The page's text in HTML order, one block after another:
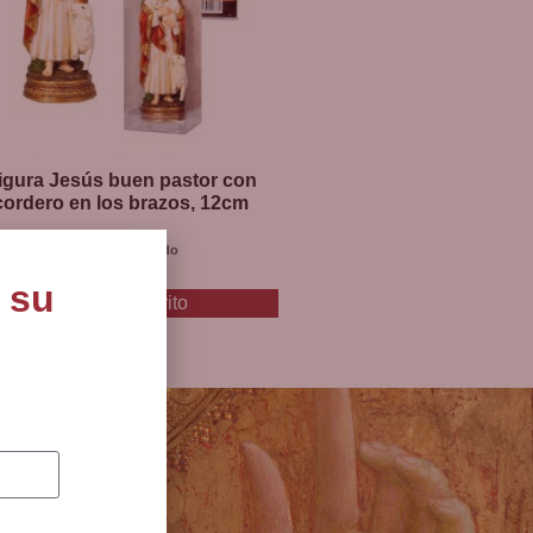
Jesús buen pastor con
en los brazos, 12cm
I.V.A incluido
Añadir al carrito
su